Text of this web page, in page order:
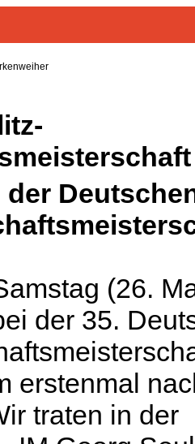
der
(26.
der 35.
erstenmal
traten in der